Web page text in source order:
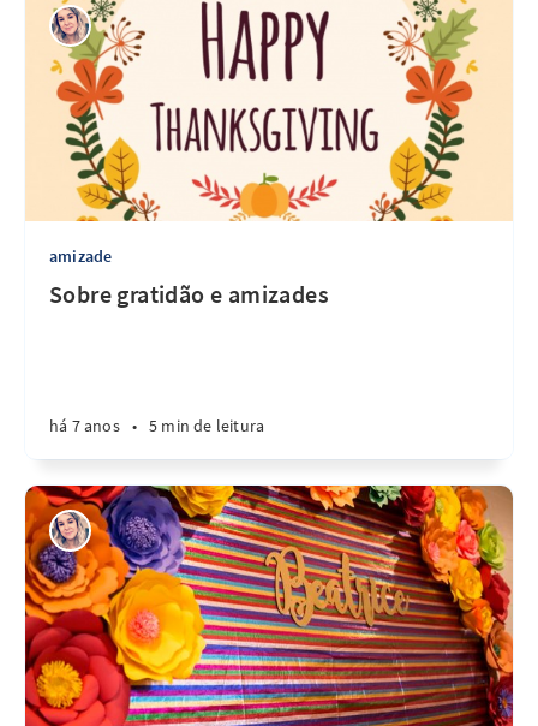
amizade
Sobre gratidão e amizades
há 7 anos • 5 min de leitura